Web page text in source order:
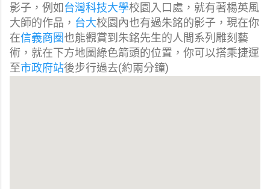
影子，例如台灣科技大學校園入口處，就有著楊英風
大師的作品， 台大校園內也有過朱銘的影子，現在你
在信義商圈也能觀賞到朱銘先生的人間系列雕刻藝
術，就在下方地圖綠色箭頭的位置，你可以搭乘捷運
至市政府站後步行過去(約兩分鐘)